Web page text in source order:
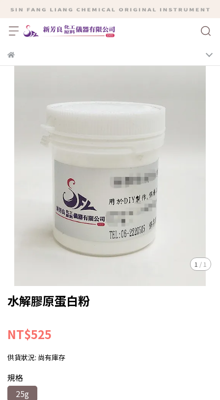
1 / 1
水解膠原蛋白粉
NT$525
供貨狀況: 尚有庫存
規格
25g